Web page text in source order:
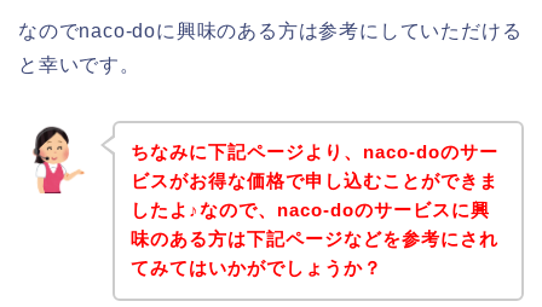
なのでnaco-doに興味のある方は参考にしていただける
と幸いです。
ちなみに下記ページより、naco-doのサー
ビスがお得な価格で申し込むことができま
したよ♪なので、naco-doのサービスに興
味のある方は下記ページなどを参考にされ
てみてはいかがでしょうか？